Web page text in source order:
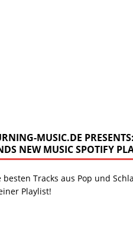
MUSIC.DE
NEW MUSIC SPOTIFY
besten Tracks aus Pop und
Playlist!